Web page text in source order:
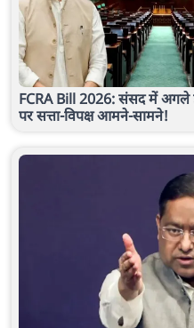
FCRA Bill 2026: संसद में अगले
पर सत्ता-विपक्ष आमने-सामने!